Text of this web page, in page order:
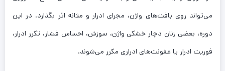
می‌تواند روی بافت‌های واژن، مجرای ادرار و مثانه اثر بگذارد. در این
دوره، بعضی زنان دچار خشکی واژن، سوزش، احساس فشار، تکرر ادرار،
فوریت ادرار یا عفونت‌های ادراری مکرر می‌شوند.